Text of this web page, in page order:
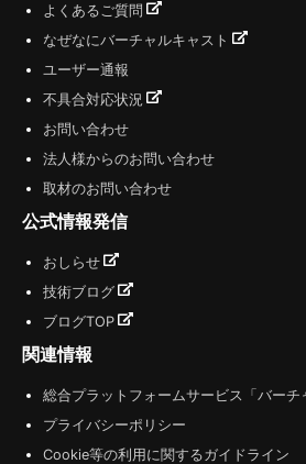
よくあるご質問
なぜなにバーチャルキャスト
ユーザー通報
不具合対応状況
お問い合わせ
法人様からのお問い合わせ
取材のお問い合わせ
公式情報発信
おしらせ
技術ブログ
ブログTOP
関連情報
総合プラットフォームサービス「バー
プライバシーポリシー
Cookie等の利用に関するガイドライン